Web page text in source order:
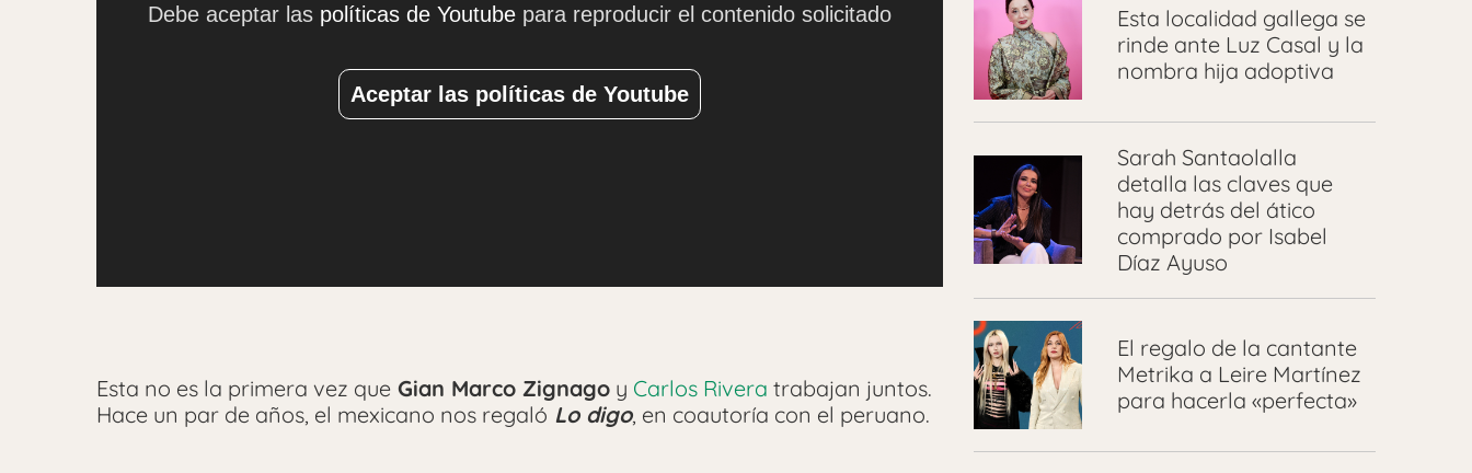
Debe aceptar las políticas de Youtube para reproducir el contenido solicitado
Aceptar las políticas de Youtube
Esta no es la primera vez que Gian Marco Zignago y Carlos Rivera trabajan juntos.
Hace un par de años, el mexicano nos regaló Lo digo, en coautoría con el peruano.
Esta localidad gallega se
rinde ante Luz Casal y la
nombra hija adoptiva
Sarah Santaolalla
detalla las claves que
hay detrás del ático
comprado por Isabel
Díaz Ayuso
El regalo de la cantante
Metrika a Leire Martínez
para hacerla «perfecta»